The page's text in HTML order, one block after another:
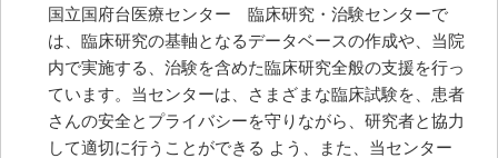
国立国府台医療センター 臨床研究・治験センターで
は、臨床研究の基軸となるデータベースの作成や、当院
内で実施する、治験を含めた臨床研究全般の支援を行っ
ています。当センターは、さまざまな臨床試験を、患者
さんの安全とプライバシーを守りながら、研究者と協力
して適切に行うことができる よう、また、当センター